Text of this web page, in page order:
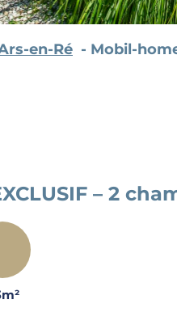
en-Ré Mobil-
– 2